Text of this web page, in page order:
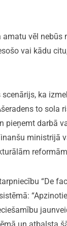
vēl nebūs
vai kādu
ka
to sola
pieņemt darbā
ministrijā
“De